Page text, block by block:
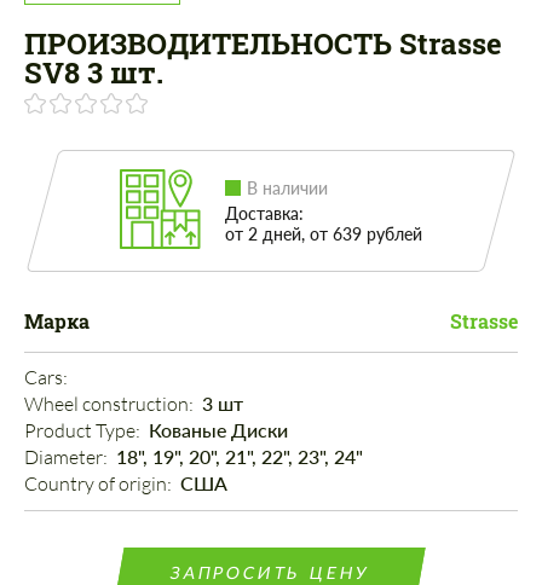
ПРОИЗВОДИТЕЛЬНОСТЬ Strasse
SV8 3 шт.
В наличии
Доставка:
от 2 дней, от 639 рублей
Марка Strasse
Cars:
Wheel construction: 3 шт
Product Type: Кованые Диски
Diameter: 18", 19", 20", 21", 22", 23", 24"
Country of origin: США
ЗАПРОСИТЬ ЦЕНУ